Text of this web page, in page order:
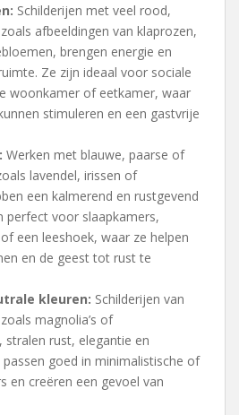
Schilderijen met veel rood,
afbeeldingen van klaprozen,
brengen energie en
Ze zijn ideaal voor sociale
woonkamer of eetkamer, waar
stimuleren en een gastvrije
Werken met blauwe, paarse of
lavendel, irissen of
een kalmerend en rustgevend
perfect voor slaapkamers,
een leeshoek, waar ze helpen
en de geest tot rust te
kleuren: Schilderijen van
magnolia’s of
stralen rust, elegantie en
goed in minimalistische of
en creëren een gevoel van